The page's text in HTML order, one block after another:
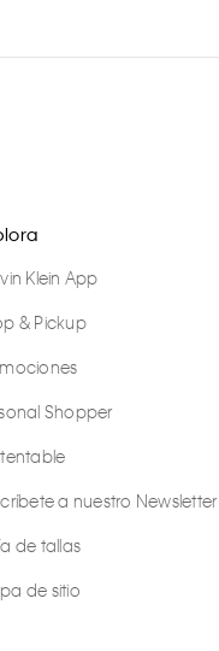
Klein App
& Pickup
Shopper
a nuestro Newsletter
de tallas
de sitio